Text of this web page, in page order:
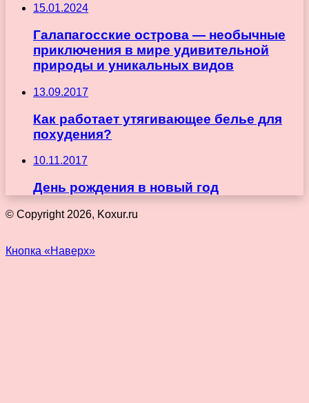
15.01.2024
Галапагосские острова — необычные
приключения в мире удивительной
природы и уникальных видов
13.09.2017
Как работает утягивающее белье для
похудения?
10.11.2017
День рождения в новый год
© Copyright 2026, Koxur.ru
Кнопка «Наверх»